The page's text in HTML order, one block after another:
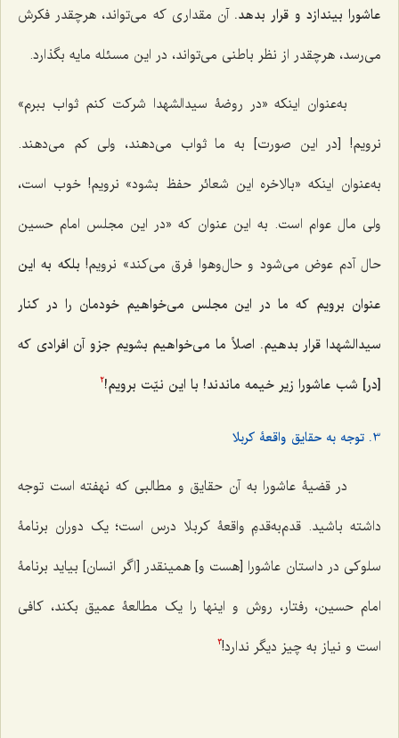
عاشورا بيندازد و قرار بدهد.آن مقدارى كه مى‌تواند، هرچقدر فكرش
مى‌رسد، هرچقدر از نظر باطنى مى‌تواند، در اين مسئله مايه بگذارد.
به‌عنوان اينكه «در روضۀ سيدالشهدا شركت كنم ثواب ببرم»
نرويم! [در این صورت] به ما ثواب مى‌دهند، ولى كم مى‌دهند.
به‌عنوان اينكه «بالاخره اين شعائر حفظ بشود» نرويم! خوب است،
ولى مال عوام است. به اين عنوان كه «در اين مجلس امام حسین
حال آدم عوض مى‌شود و حال‌و‌هوا فرق مى‌كند» نرويم! بلكه به اين
عنوان برويم كه ما در اين مجلس مى‌خواهيم خودمان را در كنار
سيدالشهدا قرار بدهيم. اصلاً ما مى‌خواهيم بشويم جزو آن افرادى كه
[در] شب عاشورا زير خيمه ماندند! با اين نيّت برويم!2
3. توجه به حقایق واقعۀ کربلا
در قضیۀ عاشورا به آن حقایق و مطالبی که نهفته است توجه
داشته باشید. قدم‌‌به‌قدمِ‌ واقعۀ كربلا درس است؛ یک دوران برنامۀ
سلوکی در داستان عاشورا [هست و] همین‎قدر [اگر انسان] بیاید برنامۀ
امام حسین، رفتار، روش و اینها را یک مطالعۀ عمیق بکند، کافی
است و نیاز به چیز دیگر ندارد!3